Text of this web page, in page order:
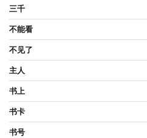
三千
不能看
不见了
主人
书上
书卡
书号